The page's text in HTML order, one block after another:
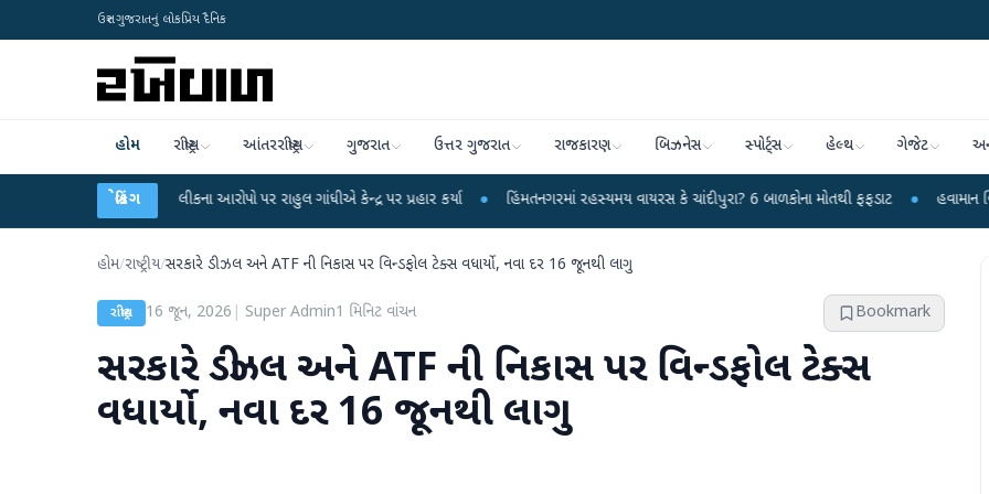
ઉત્તર ગુજરાતનું લોકપ્રિય દૈનિક
હોમ રાષ્ટ્રીય આંતરરાષ્ટ્રીય ગુજરાત ઉત્તર ગુજરાત રાજકારણ બિઝનેસ સ્પોર્ટ્સ હેલ્થ ગેજેટ
બ્રેકિંગ
NET પરીક્ષા લીકના આરોપો પર રાહુલ ગાંધીએ કેન્દ્ર પર પ્રહાર કર્યા ● હિંમતનગરમાં રહસ્યમય વાયરસ કે ચાંદીપુરા? 6 બાળકોના મોતથી ફફડાટ ● હવામાન વિભાગે 18
હોમ/રાષ્ટ્રીય/સરકારે ડીઝલ અને ATF ની નિકાસ પર વિન્ડફોલ ટેક્સ વધાર્યો, નવા દર 16 જૂનથી લાગુ
રાષ્ટ્રીય 16 જૂન, 2026 Super Admin1 મિનિટ વાંચન Bookmark
સરકારે ડીઝલ અને ATF ની નિકાસ પર વિન્ડફોલ ટેક્સ
વધાર્યો, નવા દર 16 જૂનથી લાગુ